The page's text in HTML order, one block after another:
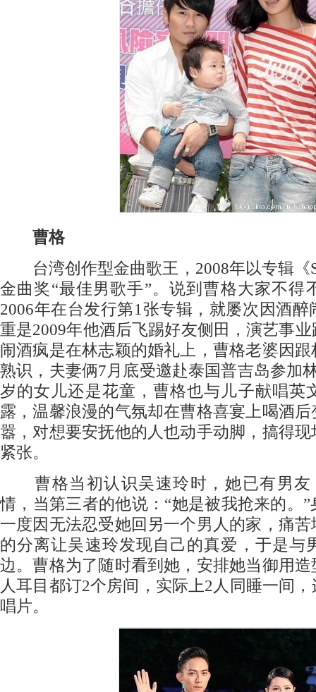
曹格
台湾创作型金曲歌王，2008年以专辑《
金曲奖“最佳男歌手”。说到曹格大家不得
2006年在台发行第1张专辑，就屡次因酒
重是2009年他酒后飞踢好友侧田，演艺事
闹酒疯是在林志颖的婚礼上，曹格老婆因
熟识，夫妻俩7月底受邀赴泰国普吉岛参加
岁的女儿还是花童，曹格也与儿子献唱英
露，温馨浪漫的气氛却在曹格喜宴上喝酒
嚣，对想要安抚他的人也动手动脚，搞得
紧张。
曹格当初认识吴速玲时，她已有男友
情，当第三者的他说：“她是被我抢来的。
一度因无法忍受她回另一个男人的家，痛
的分离让吴速玲发现自己的真爱，于是与
边。曹格为了随时看到她，安排她当御用
人耳目都订2个房间，实际上2人同睡一间
唱片。